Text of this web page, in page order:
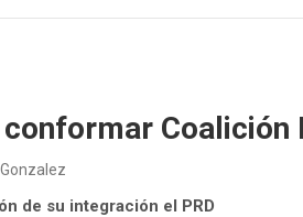
conformar Coalición
de su integración el PRD